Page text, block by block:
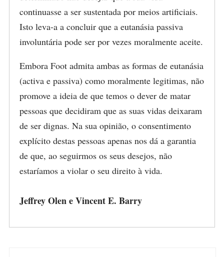
continuasse a ser sustentada por meios artificiais.
Isto leva-a a concluir que a eutanásia passiva
involuntária pode ser por vezes moralmente aceite.
Embora Foot admita ambas as formas de eutanásia
(activa e passiva) como moralmente legitimas, não
promove a ideia de que temos o dever de matar
pessoas que decidiram que as suas vidas deixaram
de ser dignas. Na sua opinião, o consentimento
explícito destas pessoas apenas nos dá a garantia
de que, ao seguirmos os seus desejos, não
estaríamos a violar o seu direito à vida.
Jeffrey Olen e Vincent E. Barry